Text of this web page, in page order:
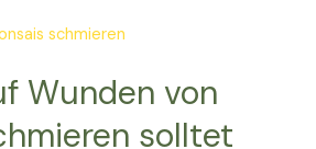
Wunden von
solltet